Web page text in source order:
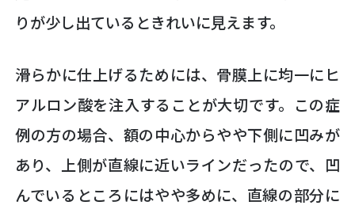
りが少し出ているときれいに見えます。
滑らかに仕上げるためには、骨膜上に均一にヒ
アルロン酸を注入することが大切です。この症
例の方の場合、額の中心からやや下側に凹みが
あり、上側が直線に近いラインだったので、凹
んでいるところにはやや多めに、直線の部分に